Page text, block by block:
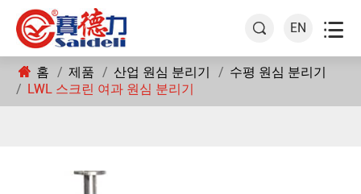
 EN 
홈 제품 산업 원심 분리기
수평 원심 분리기
LWL 스크린 여과 원심 분리기